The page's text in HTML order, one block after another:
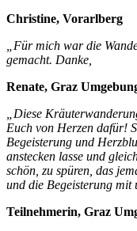
Christine, Vorarlberg
„Für mich war die
gemacht. Danke,
Renate, Graz
„Diese
Euch von Herzen dafür!
Begeisterung und
anstecken lasse und
schön, zu spüren, das
und die Begeisterung
Teilnehmerin, Graz